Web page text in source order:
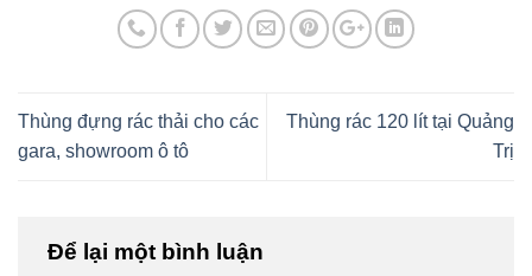
Thùng đựng rác thải cho các
gara, showroom ô tô
Thùng rác 120 lít tại Quảng
Trị
Để lại một bình luận